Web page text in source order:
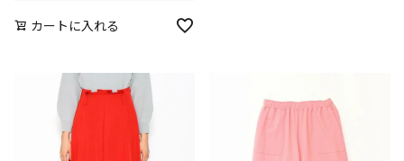
カートに入れる